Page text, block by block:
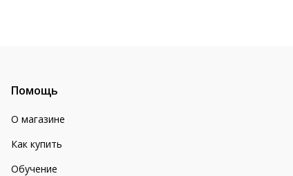
Помощь
О магазине
Как купить
Обучение